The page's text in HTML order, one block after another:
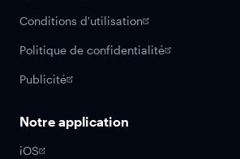
Conditions d'utilisation
Politique de confidentialité
Publicité
Notre application
iOS